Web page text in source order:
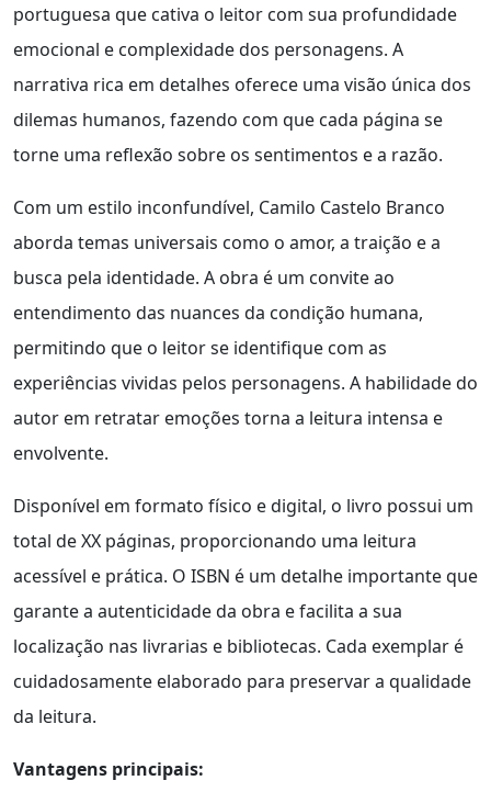
portuguesa que cativa o leitor com sua profundidade
emocional e complexidade dos personagens. A
narrativa rica em detalhes oferece uma visão única dos
dilemas humanos, fazendo com que cada página se
torne uma reflexão sobre os sentimentos e a razão.
Com um estilo inconfundível, Camilo Castelo Branco
aborda temas universais como o amor, a traição e a
busca pela identidade. A obra é um convite ao
entendimento das nuances da condição humana,
permitindo que o leitor se identifique com as
experiências vividas pelos personagens. A habilidade do
autor em retratar emoções torna a leitura intensa e
envolvente.
Disponível em formato físico e digital, o livro possui um
total de XX páginas, proporcionando uma leitura
acessível e prática. O ISBN é um detalhe importante que
garante a autenticidade da obra e facilita a sua
localização nas livrarias e bibliotecas. Cada exemplar é
cuidadosamente elaborado para preservar a qualidade
da leitura.
Vantagens principais: